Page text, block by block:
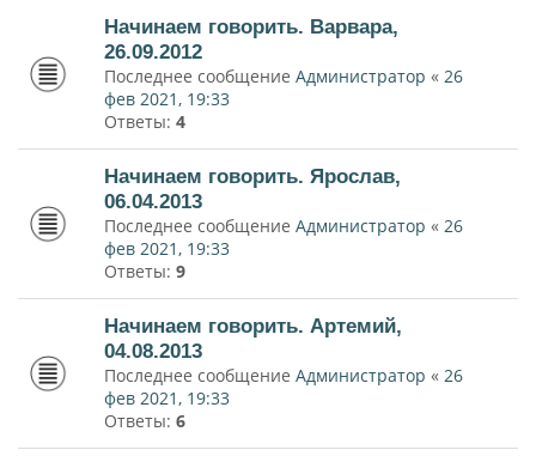
Начинаем говорить. Варвара,
26.09.2012
Последнее сообщение Администратор « 26
фев 2021, 19:33
Ответы: 4
Начинаем говорить. Ярослав,
06.04.2013
Последнее сообщение Администратор « 26
фев 2021, 19:33
Ответы: 9
Начинаем говорить. Артемий,
04.08.2013
Последнее сообщение Администратор « 26
фев 2021, 19:33
Ответы: 6